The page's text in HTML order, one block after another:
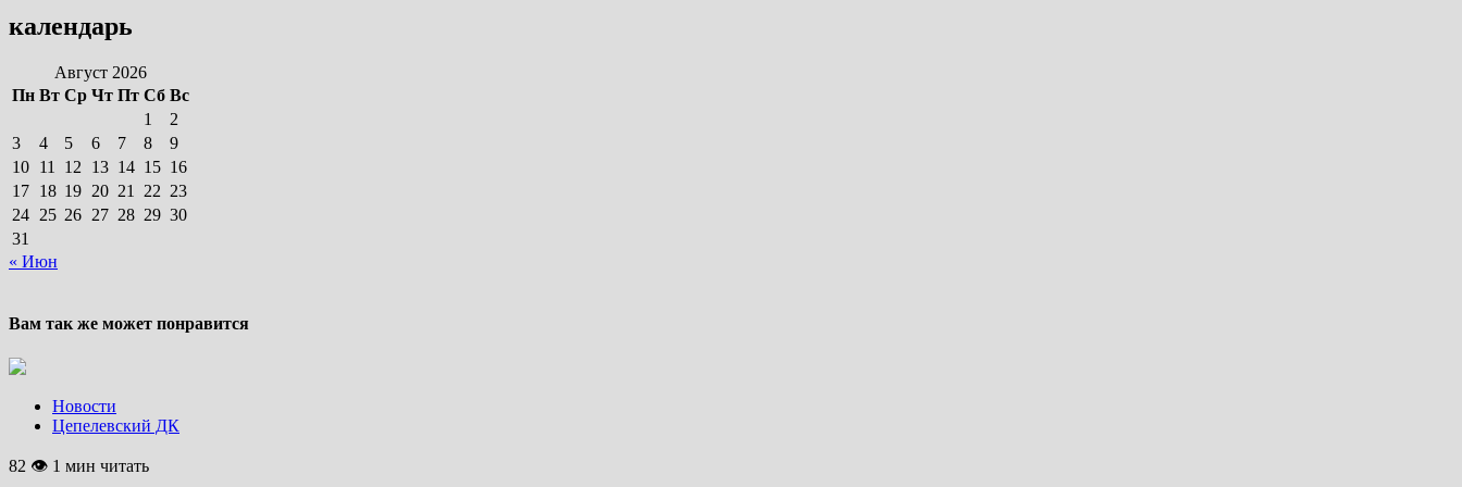
календарь
Август 2026
Пн Вт Ср Чт Пт Сб Вс
1
2
3
4 5 6 7 8
9
10 11 12 13 14 15 16
17 18 19 20 21 22 23
24 25 26 27 28 29 30
31
« Июн
Вам так же может понравится
Новости
Цепелевский ДК
82 👁 1 мин читать